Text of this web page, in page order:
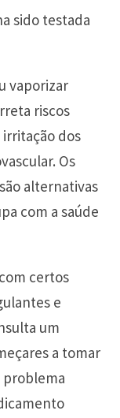
sido testada
vaporizar
riscos
dos
Os
alternativas
com a saúde
certos
e
um
a tomar
problema